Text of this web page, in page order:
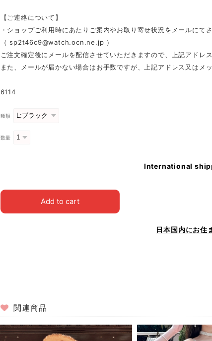
【ご連絡について】
・ショップご利用時にあたりご案内やお取り寄せ状況をメールにて
（sp2t46c9@watch.ocn.ne.jp ）
ご注文確定後にメールを配信させていただきますので、上記アドレ
また、メールが届かない場合はお手数ですが、上記アドレス又はメ
6114
種類
数量
International
Add to cart
日本国内にお住
関連商品